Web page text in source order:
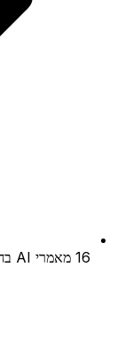
16 מאמרי AI בחודש (4/שבוע)